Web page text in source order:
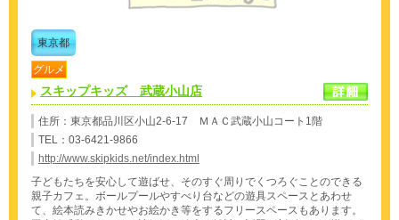
東京都
グルメ
スキップキッズ 武蔵小山店
住所：東京都品川区小山2-6-17 ＭＡＣ武蔵小山コート1階
TEL：03-6421-9866
http://www.skipkids.net/index.html
子どもたちを安心して遊ばせ、そのすぐ周りでくつろぐことのできる
親子カフェ。ボールプールやすべり台などの遊具スペースとあわせ
て、絵本読みきかせやお絵かき等をするフリースペースもあります。